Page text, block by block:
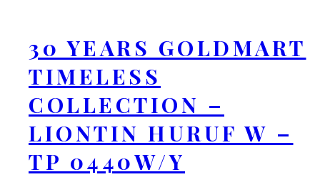
30 YEARS GOLDMART
TIMELESS
COLLECTION –
LIONTIN HURUF W –
TP 0440W/Y